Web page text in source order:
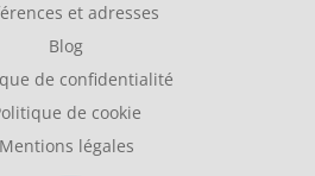
et adresses
Blog
de confidentialité
de cookie
Mentions légales